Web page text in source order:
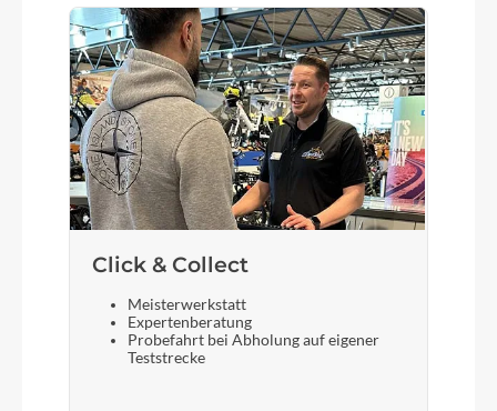
SHIMANO Deore SL-M5100 11s
Sattel
Selle Royal Vivo
Gabel
RockShox Domain R 29'' 15x110 170mm 44mm
Display
Click & Collect
Meisterwerkstatt
Expertenberatung
Probefahrt bei Abholung auf eigener
Teststrecke